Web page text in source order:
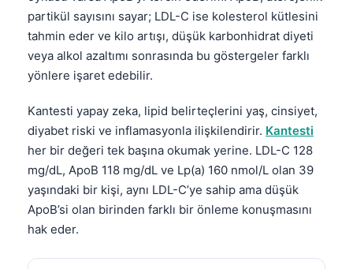
partikül sayısını sayar; LDL-C ise kolesterol kütlesini
tahmin eder ve kilo artışı, düşük karbonhidrat diyeti
veya alkol azaltımı sonrasında bu göstergeler farklı
yönlere işaret edebilir.
Kantesti yapay zeka, lipid belirteçlerini yaş, cinsiyet,
diyabet riski ve inflamasyonla ilişkilendirir. Kantesti
her bir değeri tek başına okumak yerine. LDL-C 128
mg/dL, ApoB 118 mg/dL ve Lp(a) 160 nmol/L olan 39
yaşındaki bir kişi, aynı LDL-C’ye sahip ama düşük
ApoB’si olan birinden farklı bir önleme konuşmasını
hak eder.